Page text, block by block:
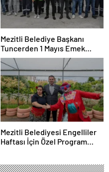
Mezitli Belediye Başkanı
Tuncerden 1 Mayıs Emek
Mesajı
Mezitli Belediyesi Engelliler
Haftası İçin Özel Program